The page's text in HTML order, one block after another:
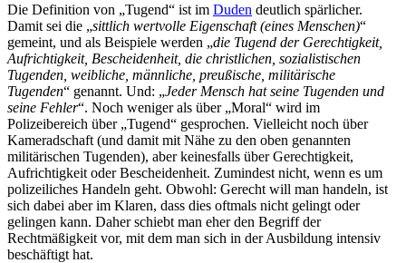
Die Definition von „Tugend“ ist im Duden deutlich spärlicher.
Damit sei die „sittlich wertvolle Eigenschaft (eines Menschen)“
gemeint, und als Beispiele werden „die Tugend der Gerechtigkeit,
Aufrichtigkeit, Bescheidenheit, die christlichen, sozialistischen
Tugenden, weibliche, männliche, preußische, militärische
Tugenden“ genannt. Und: „Jeder Mensch hat seine Tugenden und
seine Fehler“. Noch weniger als über „Moral“ wird im
Polizeibereich über „Tugend“ gesprochen. Vielleicht noch über
Kameradschaft (und damit mit Nähe zu den oben genannten
militärischen Tugenden), aber keinesfalls über Gerechtigkeit,
Aufrichtigkeit oder Bescheidenheit. Zumindest nicht, wenn es um
polizeiliches Handeln geht. Obwohl: Gerecht will man handeln, ist
sich dabei aber im Klaren, dass dies oftmals nicht gelingt oder
gelingen kann. Daher schiebt man eher den Begriff der
Rechtmäßigkeit vor, mit dem man sich in der Ausbildung intensiv
beschäftigt hat.